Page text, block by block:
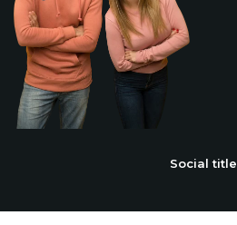
Social title